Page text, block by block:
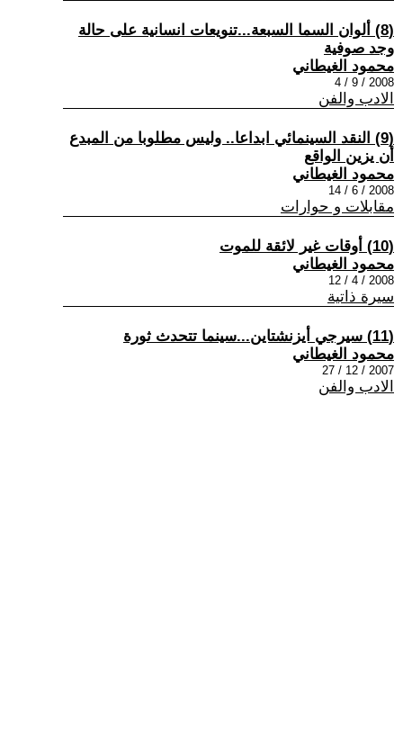
(8) ألوان السما السبعة...تنويعات انسانية على حالة
وجد صوفية
محمود الغيطاني
2008 / 9 / 4
الادب والفن
(9) النقد السينمائي ابداعا.. وليس مطلوبا من المبدع
أن يزين الواقع
محمود الغيطاني
2008 / 6 / 14
مقابلات و حوارات
(10) أوقات غير لائقة للموت
محمود الغيطاني
2008 / 4 / 12
سيرة ذاتية
(11) سيرجي أيزنشتاين...سينما تتحدث ثورة
محمود الغيطاني
2007 / 12 / 27
الادب والفن